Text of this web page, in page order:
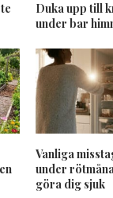
Duka upp till
under bar
Vanliga
under
göra dig sjuk